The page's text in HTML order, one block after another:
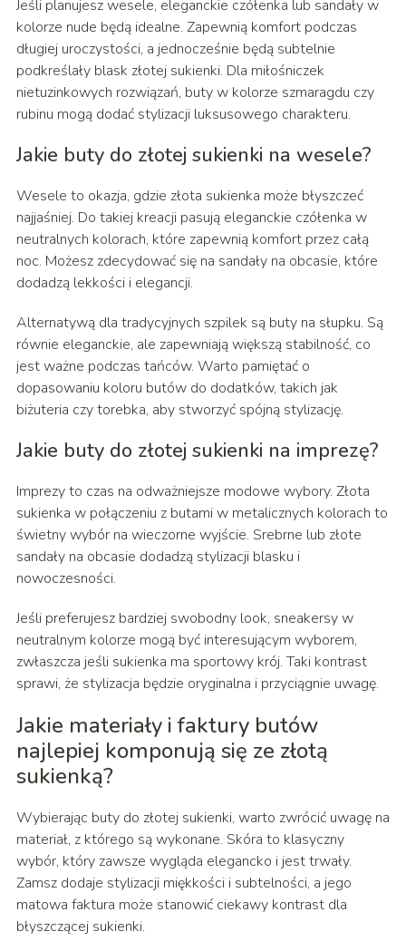
Jeśli planujesz wesele, eleganckie czółenka lub sandały w
kolorze nude będą idealne. Zapewnią komfort podczas
długiej uroczystości, a jednocześnie będą subtelnie
podkreślały blask złotej sukienki. Dla miłośniczek
nietuzinkowych rozwiązań, buty w kolorze szmaragdu czy
rubinu mogą dodać stylizacji luksusowego charakteru.
Jakie buty do złotej sukienki na wesele?
Wesele to okazja, gdzie złota sukienka może błyszczeć
najjaśniej. Do takiej kreacji pasują eleganckie czółenka w
neutralnych kolorach, które zapewnią komfort przez całą
noc. Możesz zdecydować się na sandały na obcasie, które
dodadzą lekkości i elegancji.
Alternatywą dla tradycyjnych szpilek są buty na słupku. Są
równie eleganckie, ale zapewniają większą stabilność, co
jest ważne podczas tańców. Warto pamiętać o
dopasowaniu koloru butów do dodatków, takich jak
biżuteria czy torebka, aby stworzyć spójną stylizację.
Jakie buty do złotej sukienki na imprezę?
Imprezy to czas na odważniejsze modowe wybory. Złota
sukienka w połączeniu z butami w metalicznych kolorach to
świetny wybór na wieczorne wyjście. Srebrne lub złote
sandały na obcasie dodadzą stylizacji blasku i
nowoczesności.
Jeśli preferujesz bardziej swobodny look, sneakersy w
neutralnym kolorze mogą być interesującym wyborem,
zwłaszcza jeśli sukienka ma sportowy krój. Taki kontrast
sprawi, że stylizacja będzie oryginalna i przyciągnie uwagę.
Jakie materiały i faktury butów
najlepiej komponują się ze złotą
sukienką?
Wybierając buty do złotej sukienki, warto zwrócić uwagę na
materiał, z którego są wykonane. Skóra to klasyczny
wybór, który zawsze wygląda elegancko i jest trwały.
Zamsz dodaje stylizacji miękkości i subtelności, a jego
matowa faktura może stanowić ciekawy kontrast dla
błyszczącej sukienki.